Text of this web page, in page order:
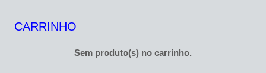
CARRINHO
Sem produto(s) no carrinho.